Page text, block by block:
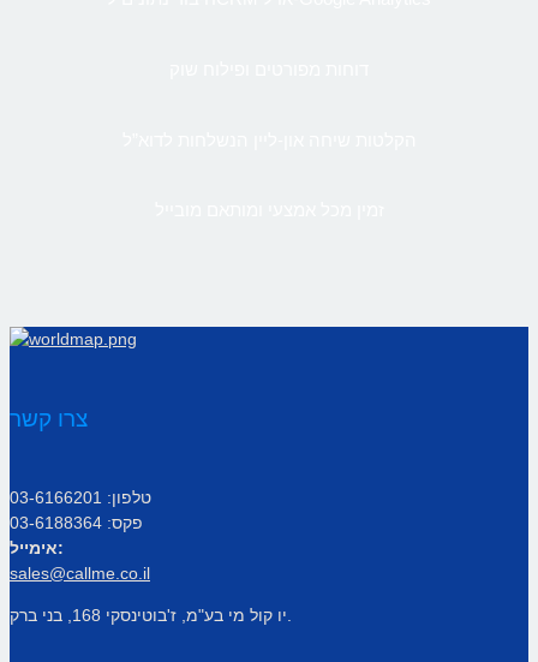
צרו קשר
טלפון: 03-6166201
פקס: 03-6188364
אימייל:
sales@callme.co.il